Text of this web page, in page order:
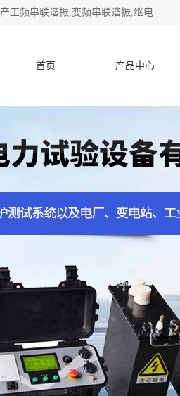
武汉鄂电电力试验设备有限公司专门从事电力电气设备和仪器仪表的设计与制造,主要研发生产工频串联谐振,变频串联谐振,继电保护测试仪,电缆故障测试仪,直流电阻测试仪,接地电阻测试仪等一百多种高品质产品.坚持奉行"质量一,客户至上"的服务宗旨。
首页 产品中心